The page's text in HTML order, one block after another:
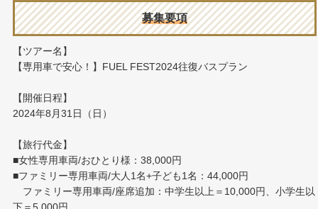
募集要項
【ツアー名】
【専用車で安心！】FUEL FEST2024往復バスプラン
【開催日程】
2024年8月31日（日）
【旅行代金】
■女性専用車両/おひとり様：38,000円
■ファミリー専用車両/大人1名+子ども1名：44,000円
ファミリー専用車両/座席追加：中学生以上＝10,000円、小学生以